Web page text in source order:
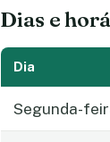
Dias e
Dia
Segunda-